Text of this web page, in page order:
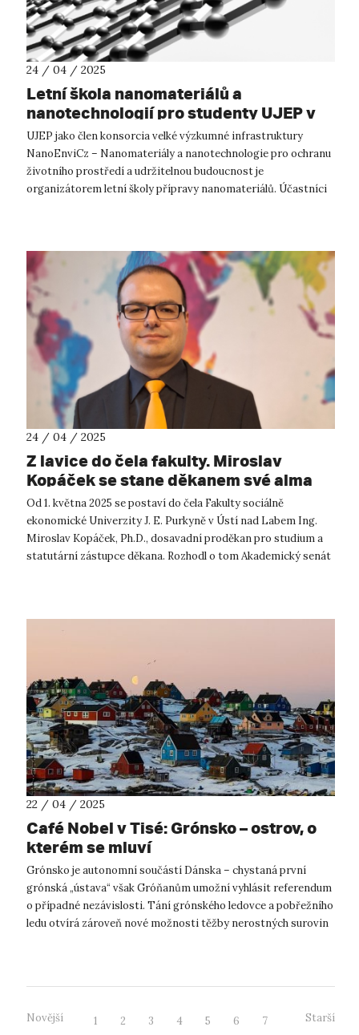
24 / 04 / 2025
Letní škola nanomateriálů a
nanotechnologií pro studenty UJEP v
září 2025
UJEP jako člen konsorcia velké výzkumné infrastruktury
NanoEnviCz – Nanomateriály a nanotechnologie pro ochranu
životního prostředí a udržitelnou budoucnost je
organizátorem letní školy přípravy nanomateriálů. Účastníci
24 / 04 / 2025
Z lavice do čela fakulty. Miroslav
Kopáček se stane děkanem své alma
mater
Od 1. května 2025 se postaví do čela Fakulty sociálně
ekonomické Univerzity J. E. Purkyně v Ústí nad Labem Ing.
Miroslav Kopáček, Ph.D., dosavadní proděkan pro studium a
statutární zástupce děkana. Rozhodl o tom Akademický senát
22 / 04 / 2025
Café Nobel v Tisé: Grónsko – ostrov, o
kterém se mluví
Grónsko je autonomní součástí Dánska – chystaná první
grónská „ústava“ však Gróňanům umožní vyhlásit referendum
o případné nezávislosti. Tání grónského ledovce a pobřežního
ledu otvírá zároveň nové možnosti těžby nerostných surovin
Novější 1 2 3 4 5 6 7 Starší